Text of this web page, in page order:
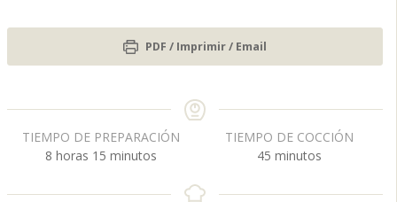
PDF / Imprimir / Email
TIEMPO DE PREPARACIÓN
8 h
r
horas 15 m
n
minutos
TIEMPO DE COCCIÓN
45m
n
minutos